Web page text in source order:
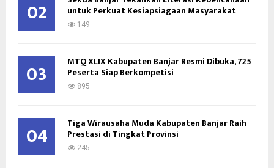
02 untuk Perkuat Kesiapsiagaan Masyarakat
149
03 MTQ XLIX Kabupaten Banjar Resmi Dibuka, 725
Peserta Siap Berkompetisi
895
04 Tiga Wirausaha Muda Kabupaten Banjar Raih
Prestasi di Tingkat Provinsi
245